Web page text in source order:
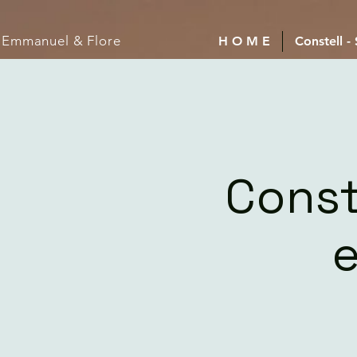
Emmanuel & Flore H O M E Constell -